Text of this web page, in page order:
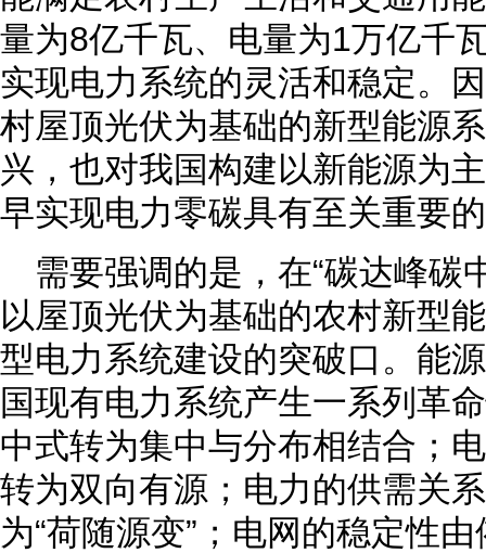
量为8亿千瓦、电量为1万亿千
实现电力系统的灵活和稳定。
村屋顶光伏为基础的新型能源
兴，也对我国构建以新能源为
早实现电力零碳具有至关重要
需要强调的是，在“碳达峰碳
以屋顶光伏为基础的农村新型
型电力系统建设的突破口。能
国现有电力系统产生一系列
中式转为集中与分布相结合；
转为双向有源；电力的供需关
为“荷随源变”；电网的稳定性